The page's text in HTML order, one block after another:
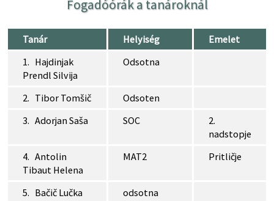
Fogadóórák a tanároknál
Tanár Helyiség
Emelet
1. Hajdinjak
Prendl Silvija
Odsotna
2. Tibor Tomšič
Odsoten
3. Adorjan Saša
SOC
2.
nadstopje
4. Antolin
Tibaut Helena
MAT2 Pritličje
5. Bačič Lučka
odsotna